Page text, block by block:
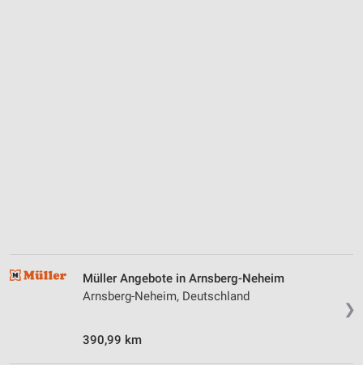
❯
Müller Angebote in Arnsberg-Neheim
Arnsberg-Neheim, Deutschland
390,99 km